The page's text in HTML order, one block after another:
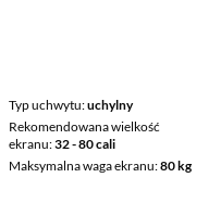
Typ uchwytu uchylny
Rekomendowana wielkość
ekranu 32 - 80 cali
Maksymalna waga ekranu 80 kg